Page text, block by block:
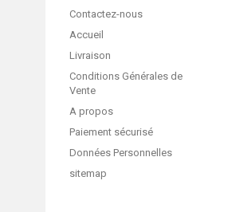
Contactez-nous
Accueil
Livraison
Conditions Générales de
Vente
A propos
Paiement sécurisé
Données Personnelles
sitemap